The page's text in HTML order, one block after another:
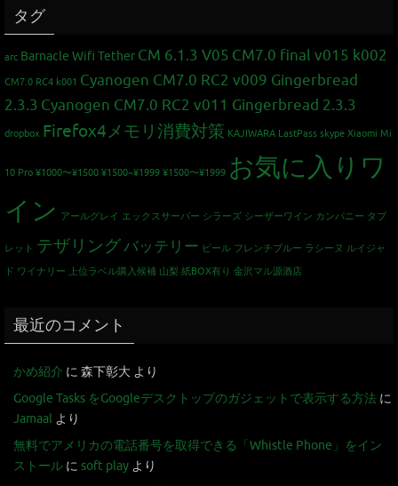
タグ
arc Barnacle Wifi Tether CM 6.1.3 V05 CM7.0 final v015 k002
CM7.0 RC4 k001 Cyanogen CM7.0 RC2 v009 Gingerbread
2.3.3 Cyanogen CM7.0 RC2 v011 Gingerbread 2.3.3
dropbox Firefox4メモリ消費対策 KAJIWARA LastPass skype Xiaomi Mi
10 Pro ¥1000〜¥1500 ¥1500~¥1999 ¥1500〜¥1999 お気に入りワ
イン アールグレイ エックスサーバー シラーズ シーザーワイン カンパニー タブ
レット テザリングバッテリー ビール フレンチブルー ラシーヌ ルイジャ
ド ワイナリー 上位ラベル購入候補 山梨 紙BOX有り 金沢マル源酒店
最近のコメント
かめ紹介 に 森下彰大 より
Google Tasks をGoogleデスクトップのガジェットで表示する方法 に
Jamaal より
無料でアメリカの電話番号を取得できる「Whistle Phone」をイン
ストール に soft play より